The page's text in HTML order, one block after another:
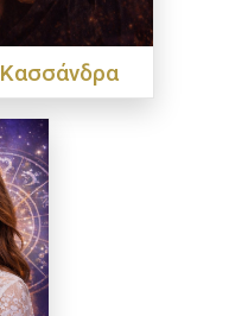
Κασσάνδρα